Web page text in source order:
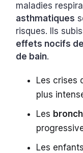
maladies
asthmatiques
risques. Ils
effets nocifs
de bain.
Les crises
plus
Les
Les